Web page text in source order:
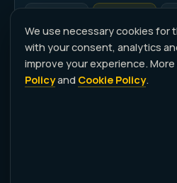
Journey 3D
FREE MAKER
We use necessary cookies for
with your consent, analytics
improve your experience.
Policyand Cookie Policy.